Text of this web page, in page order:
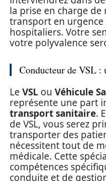
la prise en charge
transport en urgence
hospitaliers. Votre
votre polyvalence
Conducteur de VSL :
Le VSL ou Véhicule
représente une part
transport sanitaire.
de VSL, vous serez
transporter des
nécessitent tout de
médicale. Cette
compétences
conduite et de